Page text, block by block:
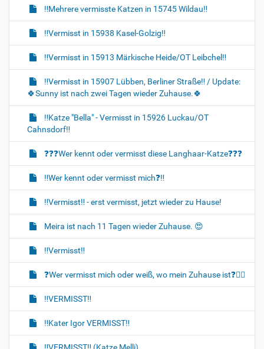
‼️Mehrere vermisste Katzen in 15745 Wildau‼️
‼️Vermisst in 15938 Kasel-Golzig‼️
‼️Vermisst in 15913 Märkische Heide/OT Leibchel‼️
‼️Vermisst in 15907 Lübben, Berliner Straße‼️ / Update:
🍀Sunny ist nach zwei Tagen wieder Zuhause.🍀
‼️Katze "Bella" - Vermisst in 15926 Luckau/OT
Cahnsdorf‼️
❓️❓️❓️Wer kennt oder vermisst diese Langhaar-Katze❓️❓️❓️
‼️Wer kennt oder vermisst mich❓️‼️
‼️Vermisst‼️ - erst vermisst, jetzt wieder zu Hause!
Meira ist nach 11 Tagen wieder Zuhause. 😍
‼️Vermisst‼️
❓️Wer vermisst mich oder weiß, wo mein Zuhause ist❓️🐈‍🏡
‼️VERMISST‼️
‼️Kater Igor VERMISST‼️
‼️VERMISST‼️ (Katze Melli)